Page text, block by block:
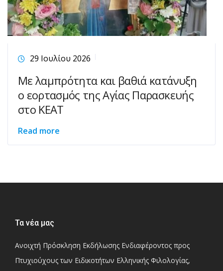
29 Ιουλίου 2026
Με λαμπρότητα και βαθιά κατάνυξη
ο εορτασμός της Αγίας Παρασκευής
στο ΚΕΑΤ
Read more
Τα νέα μας
Ανοιχτή Πρόσκληση Εκδήλωσης Ενδιαφέροντος προς
Πτυχιούχους των Ειδικοτήτων Ελληνικής Φιλολογίας,